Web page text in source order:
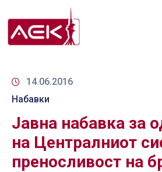
ЗА
ДОКУМЕНТИ
РФ
СПЕКТАР
14.06.2016
Набавки
Јавна набавка за
на Централниот
преносливост на